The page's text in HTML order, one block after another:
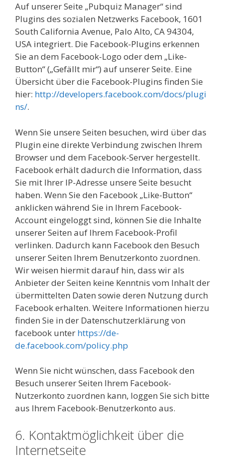
Auf unserer Seite „Pubquiz Manager“ sind
Plugins des sozialen Netzwerks Facebook, 1601
South California Avenue, Palo Alto, CA 94304,
USA integriert. Die Facebook-Plugins erkennen
Sie an dem Facebook-Logo oder dem „Like-
Button“ („Gefällt mir“) auf unserer Seite. Eine
Übersicht über die Facebook-Plugins finden Sie
hier: http://developers.facebook.com/docs/plugi
ns/.
Wenn Sie unsere Seiten besuchen, wird über das
Plugin eine direkte Verbindung zwischen Ihrem
Browser und dem Facebook-Server hergestellt.
Facebook erhält dadurch die Information, dass
Sie mit Ihrer IP-Adresse unsere Seite besucht
haben. Wenn Sie den Facebook „Like-Button“
anklicken während Sie in Ihrem Facebook-
Account eingeloggt sind, können Sie die Inhalte
unserer Seiten auf Ihrem Facebook-Profil
verlinken. Dadurch kann Facebook den Besuch
unserer Seiten Ihrem Benutzerkonto zuordnen.
Wir weisen hiermit darauf hin, dass wir als
Anbieter der Seiten keine Kenntnis vom Inhalt der
übermittelten Daten sowie deren Nutzung durch
Facebook erhalten. Weitere Informationen hierzu
finden Sie in der Datenschutzerklärung von
facebook unter https://de-
de.facebook.com/policy.php
Wenn Sie nicht wünschen, dass Facebook den
Besuch unserer Seiten Ihrem Facebook-
Nutzerkonto zuordnen kann, loggen Sie sich bitte
aus Ihrem Facebook-Benutzerkonto aus.
6. Kontaktmöglichkeit über die
Internetseite